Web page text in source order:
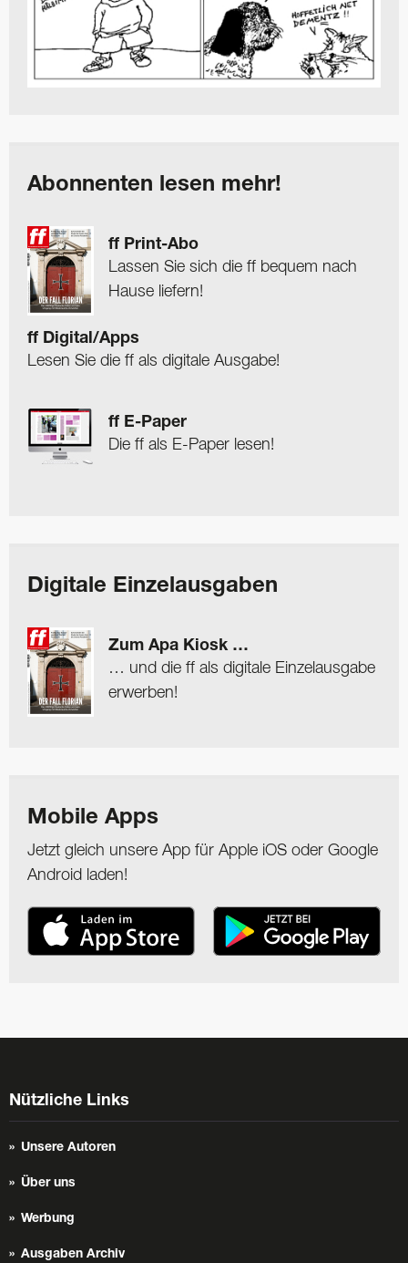
Abonnenten lesen mehr!
ff Print-Abo
Lassen Sie sich die ff bequem nach
Hause liefern!
ff Digital/Apps
Lesen Sie die ff als digitale Ausgabe!
ff E-Paper
Die ff als E-Paper lesen!
Digitale Einzelausgaben
Zum Apa Kiosk …
… und die ff als digitale Einzelausgabe
erwerben!
Mobile Apps
Jetzt gleich unsere App für Apple iOS oder Google
Android laden!
Nützliche Links
Unsere Autoren
Über uns
Werbung
Ausgaben Archiv